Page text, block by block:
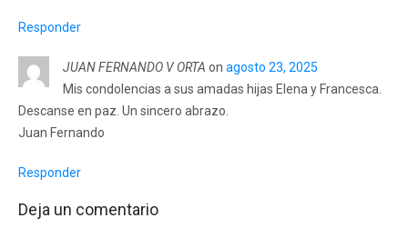
Responder
JUAN FERNANDO V ORTA on agosto 23, 2025
Mis condolencias a sus amadas hijas Elena y Francesca.
Descanse en paz. Un sincero abrazo.
Juan Fernando
Responder
Deja un comentario